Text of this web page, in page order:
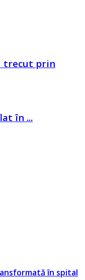
trecut prin
în ...
în spital